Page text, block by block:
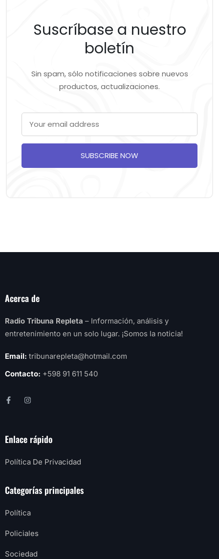
Suscríbase a nuestro
boletín
Sin spam, sólo notificaciones sobre nuevos
productos, actualizaciones.
SUBSCRIBE NOW
Acerca de
Radio Tribuna Repleta – Información, análisis y
entretenimiento en un solo lugar. ¡Somos la noticia!
Email: tribunarepleta@hotmail.com
Contacto: +598 91 611 540
Enlace rápido
Política De Privacidad
Categorías principales
Política
Policiales
Sociedad